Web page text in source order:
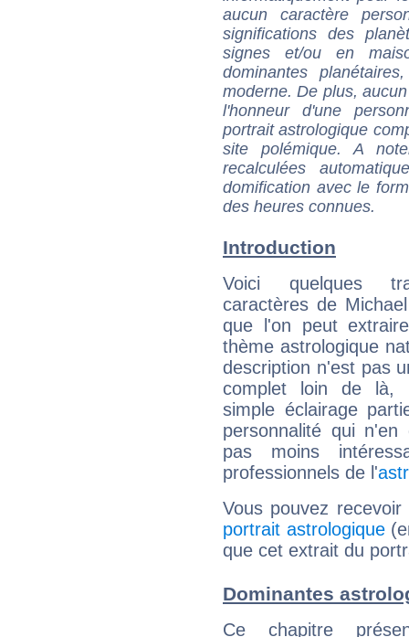
aucun caractère
significations des
signes et/ou en
dominantes
moderne. De plus,
l'honneur d'une
portrait astrologique
site polémique. A
recalculées
domification avec le
des heures connues.
Introduction
Voici quelques
caractères de
que l'on peut
thème astrologique
description n'est pas
complet loin de là,
simple éclairage
personnalité qui n'en
pas moins
professionnels de l'
Vous pouvez
portrait astrologique
que cet extrait du
Dominantes
Ce chapitre